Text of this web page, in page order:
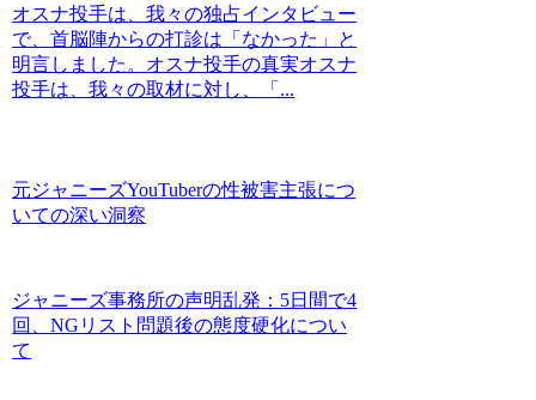
オスナ投手は、我々の独占インタビュー
で、首脳陣からの打診は「なかった」と
明言しました。オスナ投手の真実オスナ
投手は、我々の取材に対し、「...
元ジャニーズYouTuberの性被害主張につ
いての深い洞察
ジャニーズ事務所の声明乱発：5日間で4
回、NGリスト問題後の態度硬化につい
て